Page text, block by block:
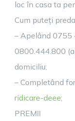
loc în casa ta
Cum puteți
– Apelând 0755
0800.444.800
domiciliu;
– Completând
ridicare-deee;
PREMII